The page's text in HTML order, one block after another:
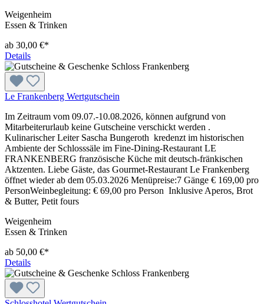
Weigenheim
Essen & Trinken
ab 30,00 €*
Details
Le Frankenberg Wertgutschein
Im Zeitraum vom 09.07.-10.08.2026, können aufgrund von
Mitarbeiterurlaub keine Gutscheine verschickt werden .
Kulinarischer Leiter Sascha Bungeroth kredenzt im historischen
Ambiente der Schlosssäle im Fine-Dining-Restaurant LE
FRANKENBERG französische Küche mit deutsch-fränkischen
Aktzenten. Liebe Gäste, das Gourmet-Restaurant Le Frankenberg
öffnet wieder ab dem 05.03.2026 Menüpreise:7 Gänge € 169,00 pro
PersonWeinbegleitung: € 69,00 pro Person Inklusive Aperos, Brot
& Butter, Petit fours
Weigenheim
Essen & Trinken
ab 50,00 €*
Details